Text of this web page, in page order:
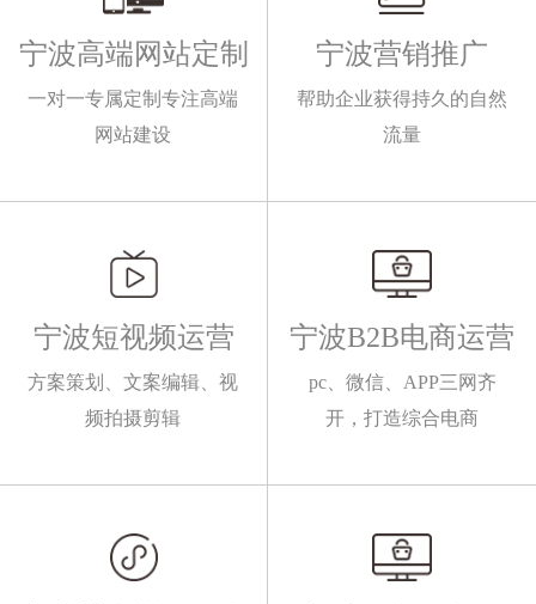
宁波高端网站定制
一对一专属定制专注高端
网站建设
宁波营销推广
帮助企业获得持久的自然
流量
宁波短视频运营
方案策划、文案编辑、视
频拍摄剪辑
宁波B2B电商运营
pc、微信、APP三网齐
开，打造综合电商